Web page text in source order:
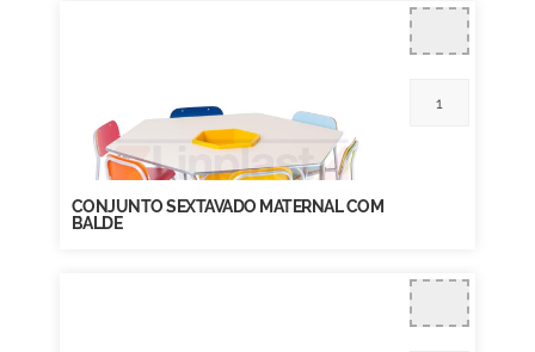
CONJUNTO SEXTAVADO MATERNAL COM
BALDE